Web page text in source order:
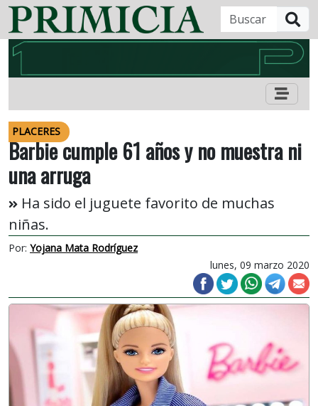
PLACERES
Barbie cumple 61 años y no muestra ni
una arruga
Ha sido el juguete favorito de muchas
niñas.
Por: Yojana Mata Rodríguez
lunes, 09 marzo 2020